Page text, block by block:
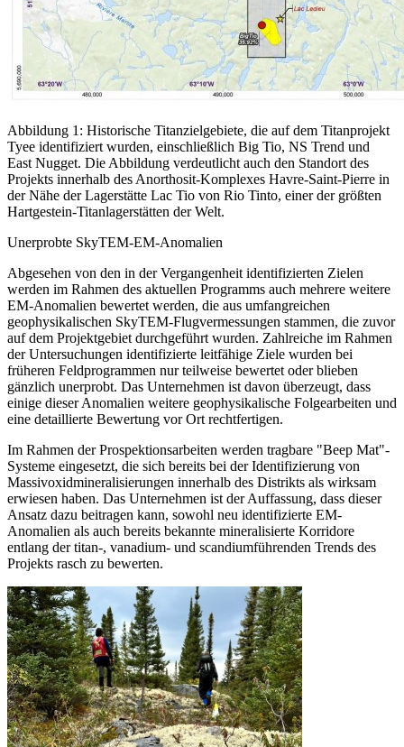
Abbildung 1: Historische Titanzielgebiete, die auf dem Titanprojekt
Tyee identifiziert wurden, einschließlich Big Tio, NS Trend und
East Nugget. Die Abbildung verdeutlicht auch den Standort des
Projekts innerhalb des Anorthosit-Komplexes Havre-Saint-Pierre in
der Nähe der Lagerstätte Lac Tio von Rio Tinto, einer der größten
Hartgestein-Titanlagerstätten der Welt.
Unerprobte SkyTEM-EM-Anomalien
Abgesehen von den in der Vergangenheit identifizierten Zielen
werden im Rahmen des aktuellen Programms auch mehrere weitere
EM-Anomalien bewertet werden, die aus umfangreichen
geophysikalischen SkyTEM-Flugvermessungen stammen, die zuvor
auf dem Projektgebiet durchgeführt wurden. Zahlreiche im Rahmen
der Untersuchungen identifizierte leitfähige Ziele wurden bei
früheren Feldprogrammen nur teilweise bewertet oder blieben
gänzlich unerprobt. Das Unternehmen ist davon überzeugt, dass
einige dieser Anomalien weitere geophysikalische Folgearbeiten und
eine detaillierte Bewertung vor Ort rechtfertigen.
Im Rahmen der Prospektionsarbeiten werden tragbare "Beep Mat"-
Systeme eingesetzt, die sich bereits bei der Identifizierung von
Massivoxidmineralisierungen innerhalb des Distrikts als wirksam
erwiesen haben. Das Unternehmen ist der Auffassung, dass dieser
Ansatz dazu beitragen kann, sowohl neu identifizierte EM-
Anomalien als auch bereits bekannte mineralisierte Korridore
entlang der titan-, vanadium- und scandiumführenden Trends des
Projekts rasch zu bewerten.